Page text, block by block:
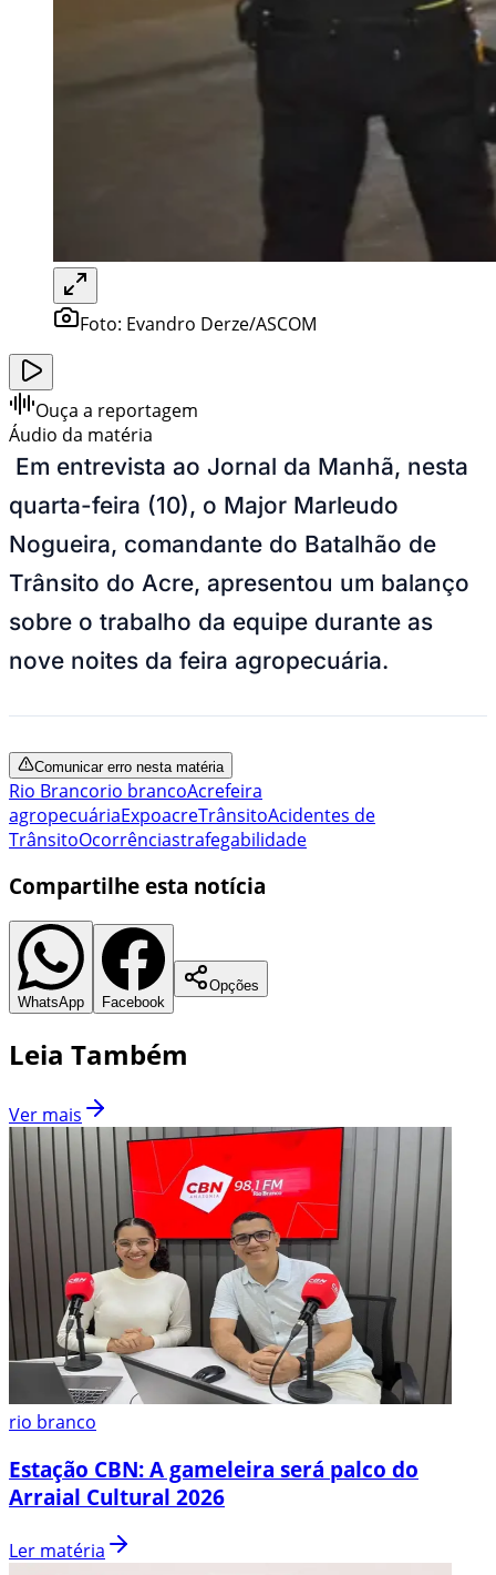
Foto: Evandro Derze/ASCOM
Ouça a reportagem
Áudio da matéria
Em entrevista ao Jornal da Manhã, nesta
quarta-feira (10), o Major Marleudo
Nogueira, comandante do Batalhão de
Trânsito do Acre, apresentou um balanço
sobre o trabalho da equipe durante as
nove noites da feira agropecuária.
Comunicar erro nesta matéria
Rio Brancorio brancoAcrefeira
agropecuáriaExpoacreTrânsitoAcidentes de
TrânsitoOcorrênciastrafegabilidade
Compartilhe esta notícia
WhatsApp Facebook
Opções
Leia Também
Ver mais
rio branco
Estação CBN: A gameleira será palco do
Arraial Cultural 2026
Ler matéria